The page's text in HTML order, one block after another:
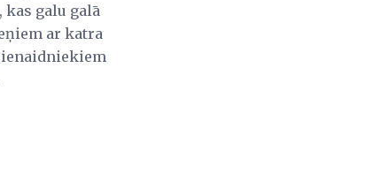
galu galā
ar katra
ienaidniekiem